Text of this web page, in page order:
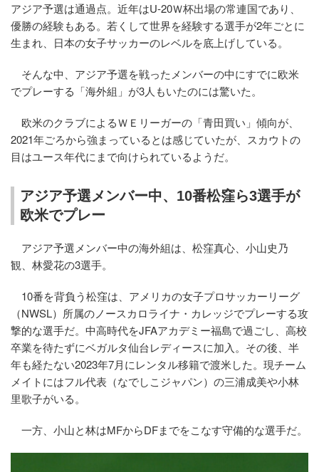
アジア予選は通過点。近年はU-20Ｗ杯出場の常連国であり、
優勝の経験もある。若くして世界を経験する選手が2年ごとに
生まれ、日本の女子サッカーのレベルを底上げしている。
そんな中、アジア予選を戦ったメンバーの中にすでに欧米
でプレーする「海外組」が3人もいたのには驚いた。
欧米のクラブによるＷＥリーガーの「青田買い」傾向が、
2021年ごろから強まっているとは感じていたが、スカウトの
目はユース年代にまで向けられているようだ。
アジア予選メンバー中、10番松窪ら3選手が
欧米でプレー
アジア予選メンバー中の海外組は、松窪真心、小山史乃
観、林愛花の3選手。
10番を背負う松窪は、アメリカの女子プロサッカーリーグ
（NWSL）所属のノースカロライナ・カレッジでプレーする攻
撃的な選手だ。中高時代をJFAアカデミー福島で過ごし、高校
卒業を待たずにベガルタ仙台レディースに加入。その後、半
年も経たない2023年7月にレンタル移籍で渡米した。現チーム
メイトにはフル代表（なでしこジャパン）の三浦成美や小林
里歌子がいる。
一方、小山と林はMFからDFまでをこなす守備的な選手だ。